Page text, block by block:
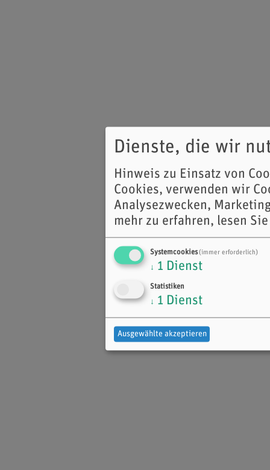
Dienste, die wir
Hinweis zu Einsatz von
Cookies, verwenden wir
Analysezwecken,
mehr zu erfahren, lesen
Systemcookies(immer erforderlich)
↓ 1 Dienst
Statistiken
↓ 1 Dienst
Ausgewählte akzeptieren